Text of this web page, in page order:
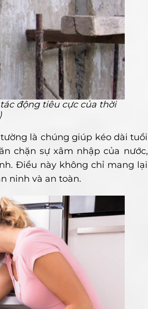
động tiêu cực của thời
là chúng giúp kéo dài tuổi
chặn sự xâm nhập của nước,
Điều này không chỉ mang lại
ninh và an toàn.